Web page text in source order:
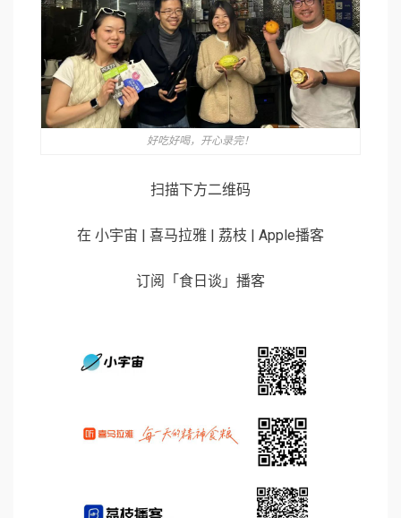
好吃好喝，开心录完！
扫描下方二维码
在 小宇宙 | 喜马拉雅 | 荔枝 | Apple播客
订阅「食日谈」播客